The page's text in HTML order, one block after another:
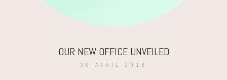
OUR NEW OFFICE UNVEILED
30 AVRIL 2018